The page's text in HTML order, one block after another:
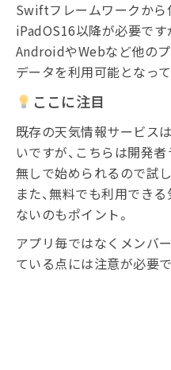
Swiftフレームワークか
iPadOS16以降が必要です
AndroidやWebなど他の
データを利用可能となって
ここに注目
既存の天気情報サービス
いですが、こちらは開発
無しで始められるので試
また、無料でも利用でき
ないのもポイント。
アプリ毎ではなくメンバ
ている点には注意が必要で